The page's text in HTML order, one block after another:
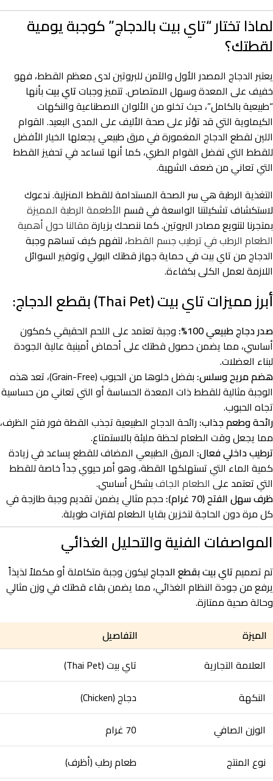
لماذا تختار “تاي بيت بالدجاج” كوجبة يومية
لقطتك؟
يعتبر الدجاج المصدر الأول والآمن للبروتين لدى معظم القطط، فهو
خفيف على المعدة وسهل الامتصاص. تتميز وجباتتاي بيتبأنها
“طبيعية بالكامل”، حيث تخلو من الألوان الاصطناعية والنكهات
الكيماوية التي قد تؤثر على صحة الأليف على المدى البعيد. القوام
اللين لقطع الدجاج المغمورة في مرق طبيعي يجعلها الخيار الأفضل
للقطط التي تفضل القوام الطري، كما أنها تساعد في تحفيز القطط
التي تعاني من ضعف الشهية.
التغذية الرطبة هي سر الصحة المستدامة للقطط المنزلية. ندعوك
لاستكشاف تشكيلتنا الواسعة في قسم الأطعمة الرطبة المميزة
بمتجرنا لتنويع مصادر البروتين. كما ننصحك بزيارةمقالنا حول أهمية
الطعام الرطب في ترطيب جسم القطط، لتفهم كيف تساهم وجبة
الدجاج من تاي بيت في حماية جهاز قطتك البولي وتوفير السوائل
اللازمة لعمل الكلى بكفاءة.
أبرز مميزات تاي بيت (Thai Pet) بقطع الدجاج:
صدر دجاج طبيعي 100%:
وجبة تعتمد على اللحم الحقيقي كمكون
أساسي، مما يضمن حصول قطتك على أحماض أمينية عالية الجودة
لبناء العضلات.
هضم مريح وسلس:
بفضل خلوها من الحبوب (Grain-Free)، تعد هذه
الوجبة مثالية للقطط ذات المعدة الحساسة أو التي تعاني من حساسية
تجاه الحبوب.
رائحة وطعم جذاب: رائحة الدجاج الطبيعية تجذب القطة فور فتح الظرف،
مما يجعل وقت الطعام لحظة مليئة بالاستمتاع.
ترطيب داخلي فعال: المرق الطبيعي المضاف للقطع يساعد في زيادة
كمية الماء التي تستهلكها القطة، وهو أمر حيوي جداً خاصة للقطط
التي تعتمد على الطعام الجافبشكل أساسي.
ظرف سهل الفتح (70 غرام):
حجم مثالي يضمن تقديم وجبة طازجة في
كل مرة دون الحاجة لتخزين بقايا الطعام لفترات طويلة.
المواصفات الفنية والتحليل الغذائي
تم تصميمتاي بيت بقطع الدجاجليكون وجبة متكاملة أو مكملاً لذيذاً
يرفع من جودة النظام الغذائي، مما يضمن بقاء قطتك في وزن مثالي
وحالة صحية ممتازة.
الميزة
التفاصيل
العلامة التجارية
تاي بيت (Thai Pet)
النكهة
دجاج (Chicken)
الوزن الصافي
70 غرام
نوع المنتج
طعام رطب (أظرف)